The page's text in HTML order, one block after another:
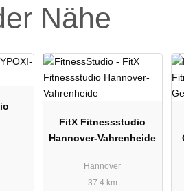
Nähe
FitX Fitnessstudio
Hannover-Vahrenheide
Hannover
37.4 km